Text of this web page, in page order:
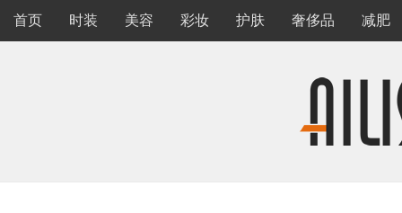
首页 时装 美容 彩妆 护肤 奢侈品 减肥